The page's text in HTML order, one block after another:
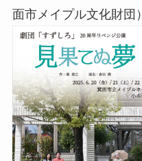
面市メイプル文化財団）